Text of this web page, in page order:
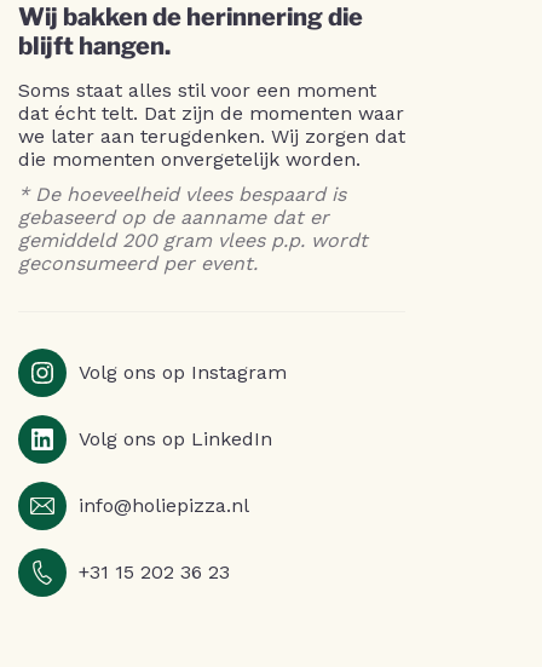
Wij bakken de herinnering die
blijft hangen.
Soms staat alles stil voor een moment
dat écht telt. Dat zijn de momenten waar
we later aan terugdenken. Wij zorgen dat
die momenten onvergetelijk worden.
* De hoeveelheid vlees bespaard is
gebaseerd op de aanname dat er
gemiddeld 200 gram vlees p.p. wordt
geconsumeerd per event.
Volg ons op Instagram
Volg ons op LinkedIn
info@holiepizza.nl
+31 15 202 36 23